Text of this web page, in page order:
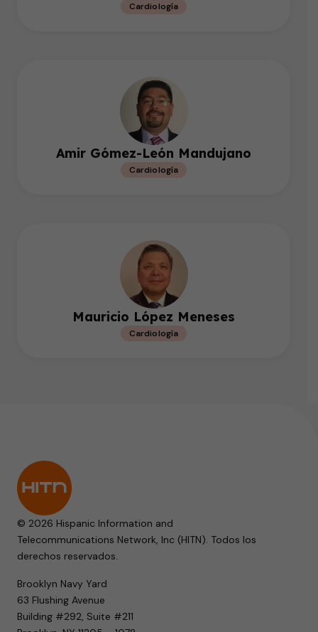
Cardiología
Amir Gómez-León Mandujano
Cardiología
Mauricio López Meneses
Cardiología
© 2026 Hispanic Information and
Telecommunications Network, Inc (HITN). Todos los
derechos reservados.
Brooklyn Navy Yard
63 Flushing Avenue
Building #292, Suite #211